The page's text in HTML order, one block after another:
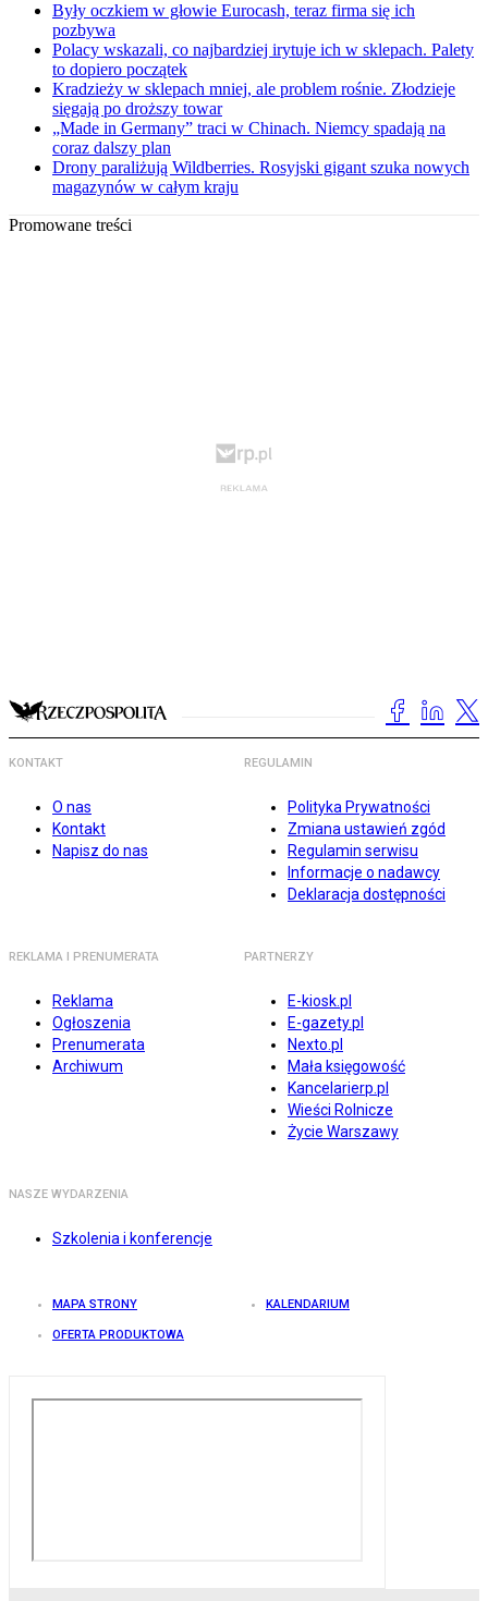
Były oczkiem w głowie Eurocash, teraz firma się ich
pozbywa
Polacy wskazali, co najbardziej irytuje ich w sklepach. Palety
to dopiero początek
Kradzieży w sklepach mniej, ale problem rośnie. Złodzieje
sięgają po droższy towar
„Made in Germany” traci w Chinach. Niemcy spadają na
coraz dalszy plan
Drony paraliżują Wildberries. Rosyjski gigant szuka nowych
magazynów w całym kraju
Promowane treści
KONTAKT
O nas
Kontakt
Napisz do nas
REGULAMIN
Polityka Prywatności
Zmiana ustawień zgód
Regulamin serwisu
Informacje o nadawcy
Deklaracja dostępności
REKLAMA I PRENUMERATA
Reklama
Ogłoszenia
Prenumerata
Archiwum
PARTNERZY
E-kiosk.pl
E-gazety.pl
Nexto.pl
Mała księgowość
Kancelarierp.pl
Wieści Rolnicze
Życie Warszawy
NASZE WYDARZENIA
Szkolenia i konferencje
MAPA STRONY KALENDARIUM
OFERTA PRODUKTOWA